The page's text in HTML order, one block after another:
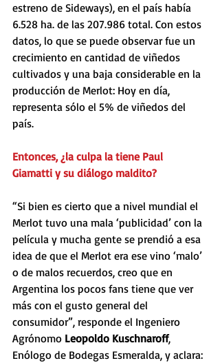
estreno de Sideways), en el país había
6.528 ha. de las 207.986 total. Con estos
datos, lo que se puede observar fue un
crecimiento en cantidad de viñedos
cultivados y una baja considerable en la
producción de Merlot: Hoy en día,
representa sólo el 5% de viñedos del
país.
Entonces, ¿la culpa la tiene Paul
Giamatti y su diálogo maldito?
“Si bien es cierto que a nivel mundial el
Merlot tuvo una mala ‘publicidad’ con la
película y mucha gente se prendió a esa
idea de que el Merlot era ese vino ‘malo’
o de malos recuerdos, creo que en
Argentina los pocos fans tiene que ver
más con el gusto general del
consumidor”, responde el Ingeniero
Agrónomo Leopoldo Kuschnaroff,
Enólogo de Bodegas Esmeralda, y aclara: